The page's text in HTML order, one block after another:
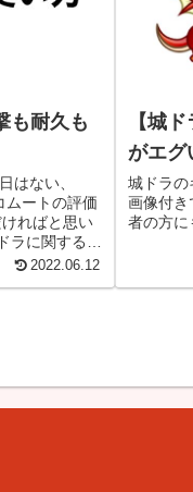
も耐久も
はない、
ムートの評価
ればと思い
ラに関する記
2022.06.12
【城
がエグ
城ドラの
画像付き
者の方に